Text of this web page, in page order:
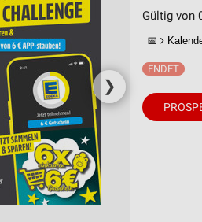
❯
Gültig von
📅